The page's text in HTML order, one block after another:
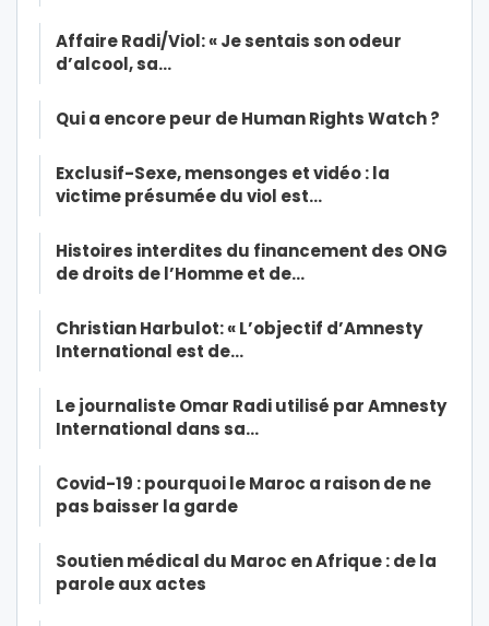
Affaire Radi/Viol: « Je sentais son odeur
d’alcool, sa…
Qui a encore peur de Human Rights Watch ?
Exclusif-Sexe, mensonges et vidéo : la
victime présumée du viol est…
Histoires interdites du financement des ONG
de droits de l’Homme et de…
Christian Harbulot: « L’objectif d’Amnesty
International est de…
Le journaliste Omar Radi utilisé par Amnesty
International dans sa…
Covid-19 : pourquoi le Maroc a raison de ne
pas baisser la garde
Soutien médical du Maroc en Afrique : de la
parole aux actes